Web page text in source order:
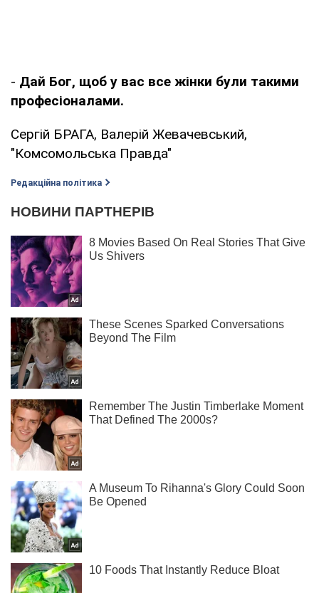
- Дай Бог, щоб у вас все жінки були такими
професіоналами.
Сергій БРАГА, Валерій Жевачевський,
"Комсомольська Правда"
Редакційна політика